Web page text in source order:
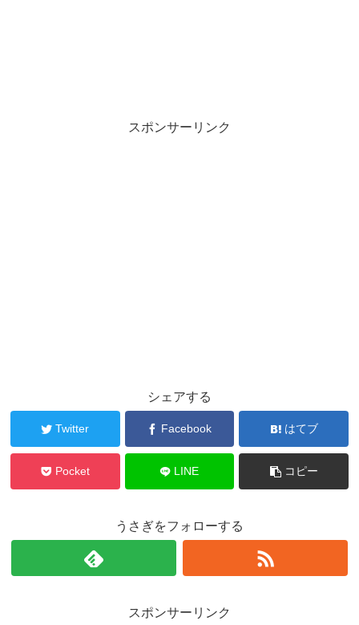
スポンサーリンク
シェアする
Twitter Facebook はてブ
Pocket LINE コピー
うさぎをフォローする
スポンサーリンク